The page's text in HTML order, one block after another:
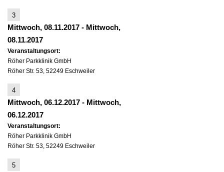
3
Mittwoch, 08.11.2017 - Mittwoch,
08.11.2017
Veranstaltungsort:
Röher Parkklinik GmbH
Röher Str. 53, 52249 Eschweiler
4
Mittwoch, 06.12.2017 - Mittwoch,
06.12.2017
Veranstaltungsort:
Röher Parkklinik GmbH
Röher Str. 53, 52249 Eschweiler
5